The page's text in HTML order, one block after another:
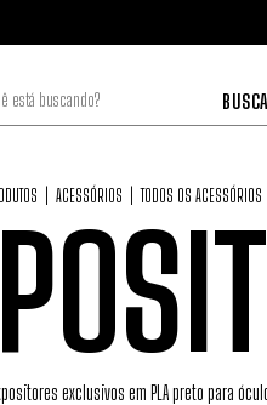
ACESSÓRIOS TODOS OS ACESSÓRIOS
exclusivos em PLA preto para